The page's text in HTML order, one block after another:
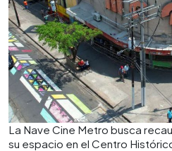
La Nave Cine Metro busca
su espacio en el Centro